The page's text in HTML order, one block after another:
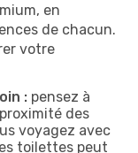
en
de chacun.
votre
: pensez à
des
voyagez avec
toilettes peut